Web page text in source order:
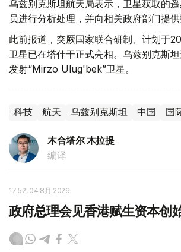
乌兹别克斯坦航天局表示，卫星获取的
员进行分析处理，并向相关政府部门提供
此前报道，突厥国家联合研制、计划于
卫星已在塔什干正式亮相。乌兹别克斯
发射“Mirzo Ulug'bek”卫星。
科技 航天 乌兹别克斯坦 中国 国
木合塔尔 木拉提
编译
17:52, 04 8月 2026
政府总理会见香港赋生资本创